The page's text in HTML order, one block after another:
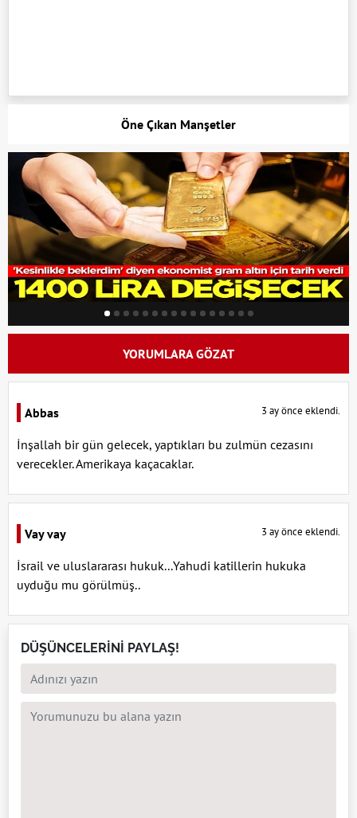
Öne Çıkan Manşetler
YORUMLARA GÖZAT
Abbas 3 ay önce eklendi.
İnşallah bir gün gelecek, yaptıkları bu zulmün cezasını
verecekler. Amerikaya kaçacaklar.
Vay vay 3 ay önce eklendi.
İsrail ve uluslararası hukuk...Yahudi katillerin hukuka
uyduğu mu görülmüş..
DÜŞÜNCELERİNİ PAYLAŞ!